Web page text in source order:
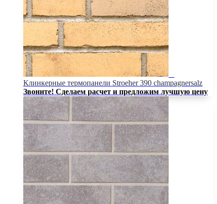
Клинкерные термопанели Stroeher 390 champagnersalz
Звоните! Сделаем расчет и предложим лучшую цену